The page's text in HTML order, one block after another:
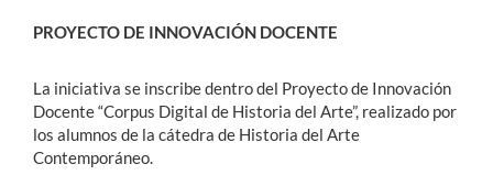
PROYECTO DE INNOVACIÓN DOCENTE
La iniciativa se inscribe dentro del Proyecto de Innovación
Docente “Corpus Digital de Historia del Arte”, realizado por
los alumnos de la cátedra de Historia del Arte
Contemporáneo.